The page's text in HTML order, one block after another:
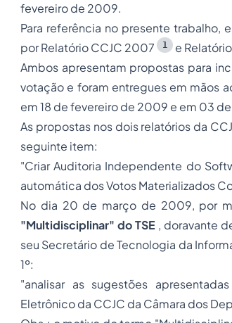
fevereiro de 2009.
Para referência no presente trabalho,
porRelatório CCJC 2007 1 e
Ambos apresentam propostas para
votação e foram entregues em mãos
em 18 de fevereiro de 2009 e em 03
As propostas nos dois relatórios da
seguinte item:
"Criar Auditoria Independente do
automática dos Votos Materializados
No dia 20 de março de 2009, por
"Multidisciplinar" do TSE , doravante
seu Secretário de Tecnologia da
1º:
"analisar as sugestões
Eletrônico da CCJC da Câmara dos